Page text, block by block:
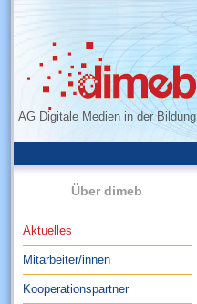
AG Digitale Medien in der Bildung
Über dimeb
Aktuelles
Mitarbeiter/innen
Kooperationspartner